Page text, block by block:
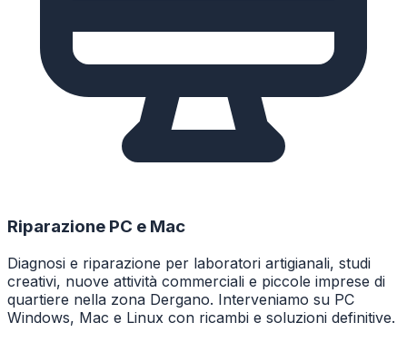
Riparazione PC e Mac
Diagnosi e riparazione per laboratori artigianali, studi
creativi, nuove attività commerciali e piccole imprese di
quartiere nella zona Dergano. Interveniamo su PC
Windows, Mac e Linux con ricambi e soluzioni definitive.